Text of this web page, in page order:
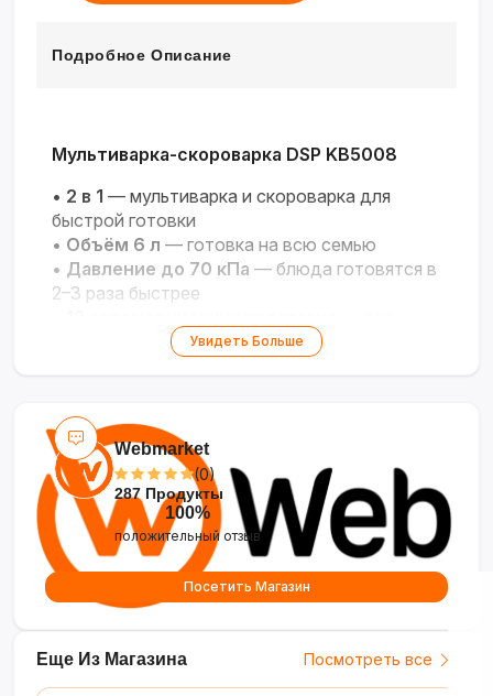
Подробное Описание
Мультиварка-скороварка DSP KB5008
• 2 в 1 — мультиварка и скороварка для
быстрой готовки
• Объём 6 л — готовка на всю семью
• Давление до 70 кПа — блюда готовятся в
2–3 раза быстрее
мяса, супа, йогурта, выпечки
Увидеть Больше
Еще Из Магазина Посмотреть все
Webmarket
(0)
287 Продукты
100%
положительный отзыв
Посетить Магазин